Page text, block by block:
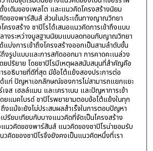
เดิมของเพลโต และแนวคิดโครงสร้างนิยม
ของพาร์สันส์ ส่วนในประเด็นทางญาณวิทยา
ครงสร้าง ชาปิโรได้เสนอแนวคิดการเข้าถึงแบบ
างระหว่างมูลฐานนิยมแบบลดทอนกับญาณวิทยา
แบ่งการเข้าถึงโครงสร้างออกเป็นสามลำดับขั้น
งรูปแบบและการสกัดออกมา การคาดคะเนล่วง
ยปริยาย โดยชาปิโรมีเหตุผลสนับสนุนที่สำคัญคือ
รอธิบายที่ดีที่สุด มีข้อโต้แย้งสองประการต่อ
แก่ ปัญหาเอกลักษณ์ของการไม่สามารถแยกแยะ
เจส เฮลล์แมน และเคราเนน และปัญหาการเข้า
ยแมคไบรด์ ชาปิโรพยายามตอบข้อโต้แย้งในทุก
งแม้จะยังไม่ประสบผลสำเร็จในการตอบปัญหา
ปรียบเทียบกับบางแนวคิดที่จัดเป็นโครงสร้าง
นวคิดของพาร์สันส์ แนวคิดของชาปิโรน่ายอมรับ
วคิดของชาปิโรจึงยังคงเป็นแนวคิดหนึ่งที่เรา